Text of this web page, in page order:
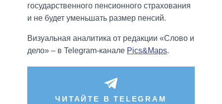
государственного пенсионного страхования
и не будет уменьшать размер пенсий.
Визуальная аналитика от редакции «Слово и
дело» – в Telegram-канале Pics&Maps.
ЧИТАЙТЕ В TELEGRAM